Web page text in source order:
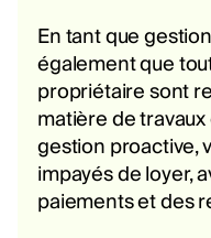
En tant que
également que
propriétaire sont
matière de
gestion proactive,
impayés de loyer,
paiements et des